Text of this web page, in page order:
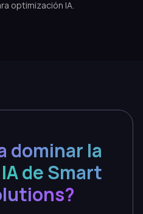
optimización IA.
dominar la
de Smart